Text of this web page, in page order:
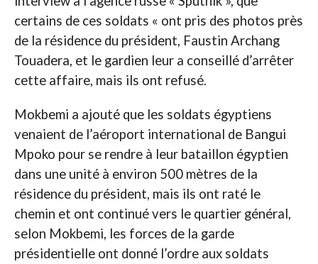
certains de ces soldats « ont pris des photos près
de la résidence du président, Faustin Archang
Touadera, et le gardien leur a conseillé d’arrêter
cette affaire, mais ils ont refusé.
Mokbemi a ajouté que les soldats égyptiens
venaient de l’aéroport international de Bangui
Mpoko pour se rendre à leur bataillon égyptien
dans une unité à environ 500 mètres de la
résidence du président, mais ils ont raté le
chemin et ont continué vers le quartier général,
selon Mokbemi, les forces de la garde
présidentielle ont donné l’ordre aux soldats